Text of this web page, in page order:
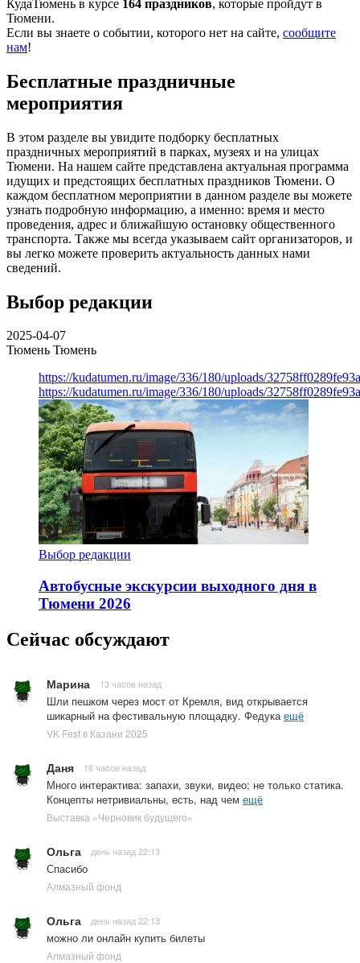
КудаТюмень в курсе 164 праздников, которые пройдут в
Тюмени.
Если вы знаете о событии, которого нет на сайте, сообщите
нам!
Бесплатные праздничные
мероприятия
В этом разделе вы увидите подборку бесплатных
праздничных мероприятий в парках, музеях и на улицах
Тюмени. На нашем сайте представлена актуальная программа
идущих и предстоящих бесплатных праздников Тюмени. О
каждом бесплатном мероприятии в данном разделе вы можете
узнать подробную информацию, а именно: время и место
проведения, адрес и ближайшую остановку общественного
транспорта. Также мы всегда указываем сайт организаторов, и
вы легко можете проверить актуальность данных нами
сведений.
Выбор редакции
2025-04-07
Тюмень Тюмень
https://kudatumen.ru/image/336/180/uploads/
https://kudatumen.ru/image/336/180/uploads/
Выбор редакции
Автобусные экскурсии выходного дня в
Тюмени 2026
Сейчас обсуждают
Марина 13 часов назад
Шли пешком через мост от Кремля, вид открывается
шикарный на фестивальную площадку. Федукаещё
VK Fest в Казани 2025
Даня 18 часов назад
Много интерактива: запахи, звуки, видео; не только статика.
Концепты нетривиальны, есть, над чем ещё
Выставка «Черновик будущего»
Ольга день назад 22:13
Спасибо
Алмазный фонд
Ольга день назад 22:13
можно ли онлайн купить билеты
Алмазный фонд